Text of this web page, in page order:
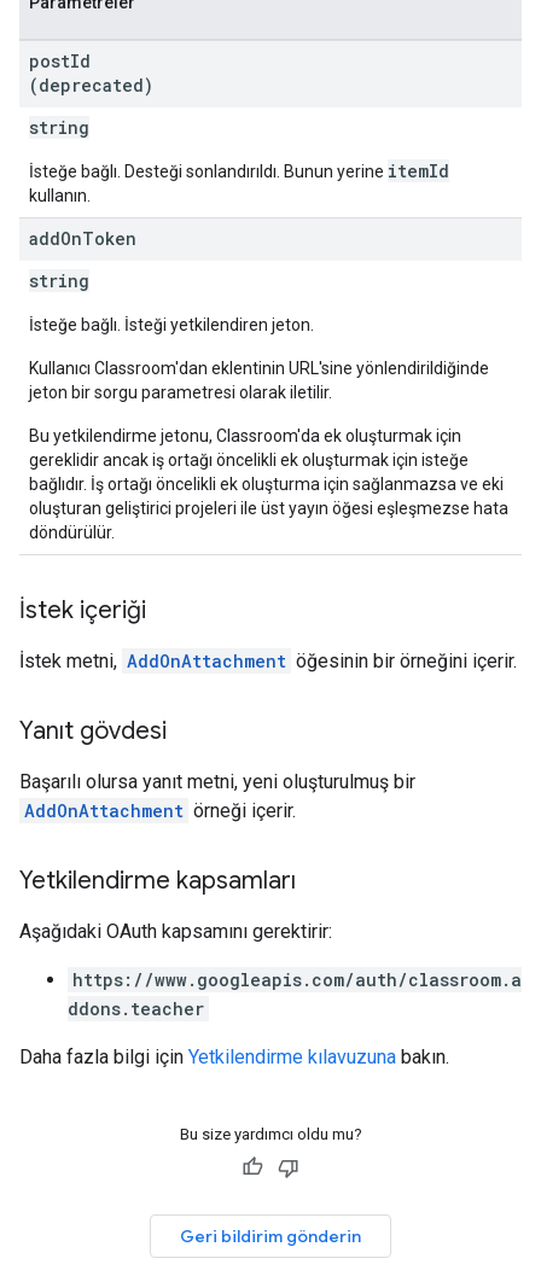
postId
(deprecated)
string
İsteğe bağlı. Desteği sonlandırıldı. Bunun yerine itemId
kullanın.
addOnToken
string
İsteğe bağlı. İsteği yetkilendiren jeton.
Kullanıcı Classroom'dan eklentinin URL'sine yönlendirildiğinde
jeton bir sorgu parametresi olarak iletilir.
Bu yetkilendirme jetonu, Classroom'da ek oluşturmak için
gereklidir ancak iş ortağı öncelikli ek oluşturmak için isteğe
bağlıdır. İş ortağı öncelikli ek oluşturma için sağlanmazsa ve eki
oluşturan geliştirici projeleri ile üst yayın öğesi eşleşmezse hata
döndürülür.
İstek içeriği
İstek metni, AddOnAttachment öğesinin bir örneğini içerir.
Yanıt gövdesi
Başarılı olursa yanıt metni, yeni oluşturulmuş bir
AddOnAttachment örneği içerir.
Yetkilendirme kapsamları
Aşağıdaki OAuth kapsamını gerektirir:
https://www.googleapis.com/auth/classroom.a
ddons.teacher
Daha fazla bilgi için Yetkilendirme kılavuzuna bakın.
Bu size yardımcı oldu mu?
Geri bildirim gönderin